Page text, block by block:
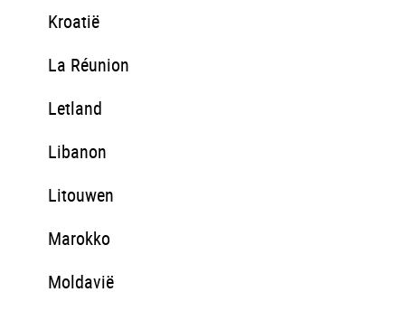
Kroatië
La Réunion
Letland
Libanon
Litouwen
Marokko
Moldavië